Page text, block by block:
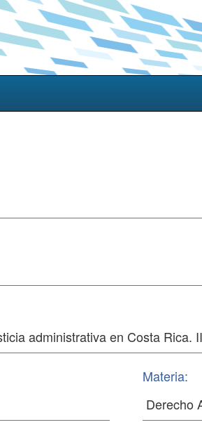
Materia: